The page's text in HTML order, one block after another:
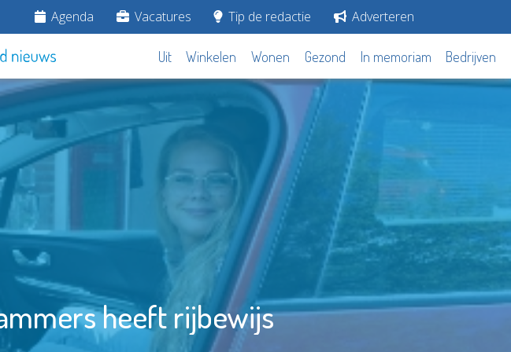
Agenda Vacatures Tip de redactie Adverteren
Uit Winkelen Wonen Gezond In memoriam Bedrijven
heeft rijbewijs